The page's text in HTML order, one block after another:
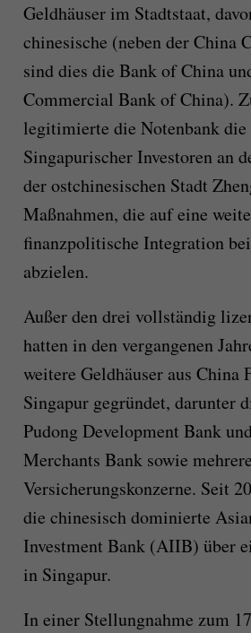
Geldhäuser im Stadtstaat,
chinesische (neben der China
sind dies die Bank of China
Commercial Bank of China).
legitimierte die Notenbank
Singapurischer Investoren an
der ostchinesischen Stadt
Maßnahmen, die auf eine
finanzpolitische Integration
abzielen.
Außer den drei vollständig
hatten in den vergangenen
weitere Geldhäuser aus China
Singapur gegründet, darunter
Pudong Development Bank
Merchants Bank sowie
Versicherungskonzerne. Seit
die chinesisch dominierte
Investment Bank (AIIB) über
in Singapur.
In einer Stellungnahme zum